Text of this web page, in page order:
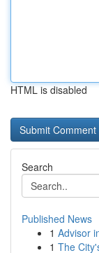
HTML is disabled
Search
Published News
1 Advisor
1 The